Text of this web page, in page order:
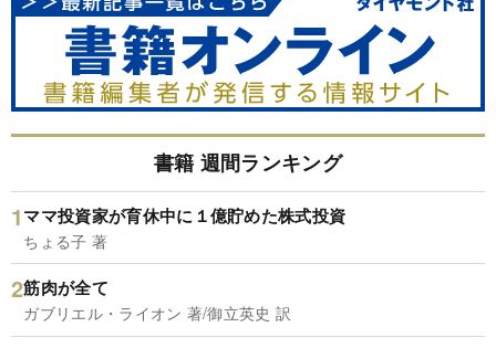
書籍 週間ランキング
ママ投資家が育休中に１億貯めた株式投資
ちょる子 著
筋肉が全て
ガブリエル・ライオン 著/御立英史 訳